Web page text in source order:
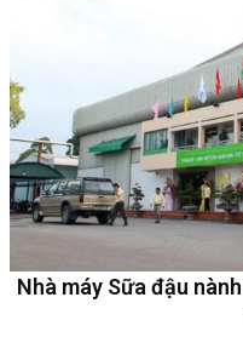
Nhà máy Sữa đậu